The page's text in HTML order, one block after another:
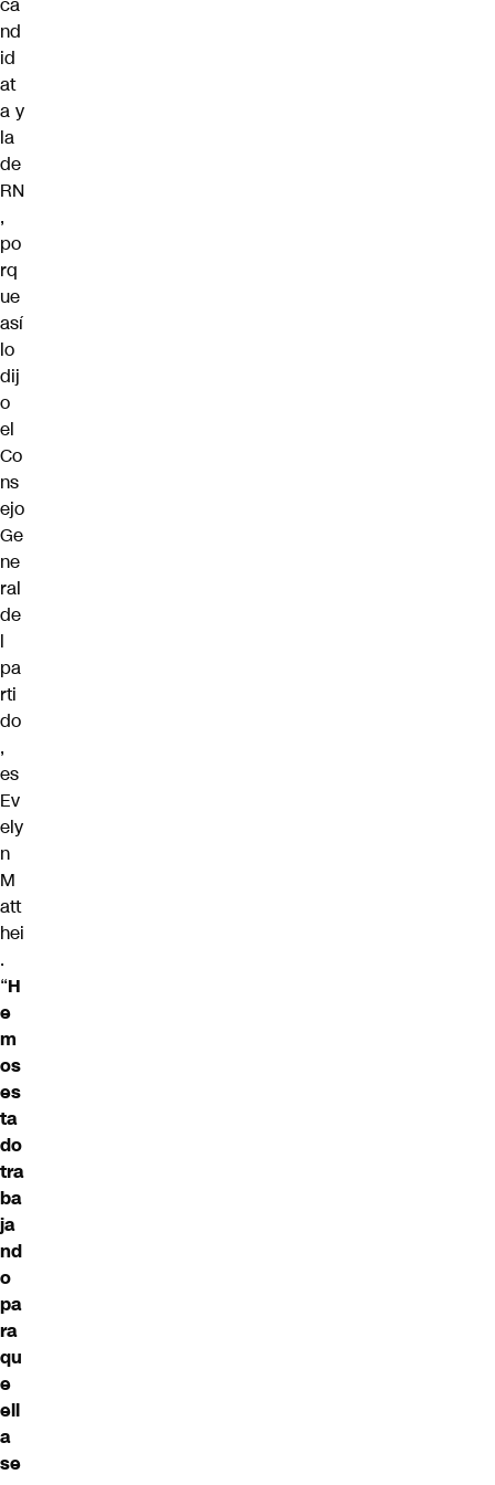
nd
id
at
a y
la
de
RN
,
po
rq
ue
así
lo
dij
o
el
Co
ns
ejo
Ge
ne
ral
de
l
pa
rti
do
,
es
Ev
ely
n
M
att
hei
.
“H
e
m
os
es
ta
do
tra
ba
ja
nd
o
pa
ra
qu
e
ell
a
se